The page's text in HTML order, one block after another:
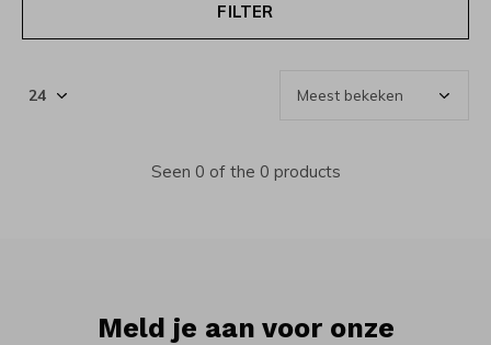
FILTER
Seen 0 of the 0 products
Meld je aan voor onze